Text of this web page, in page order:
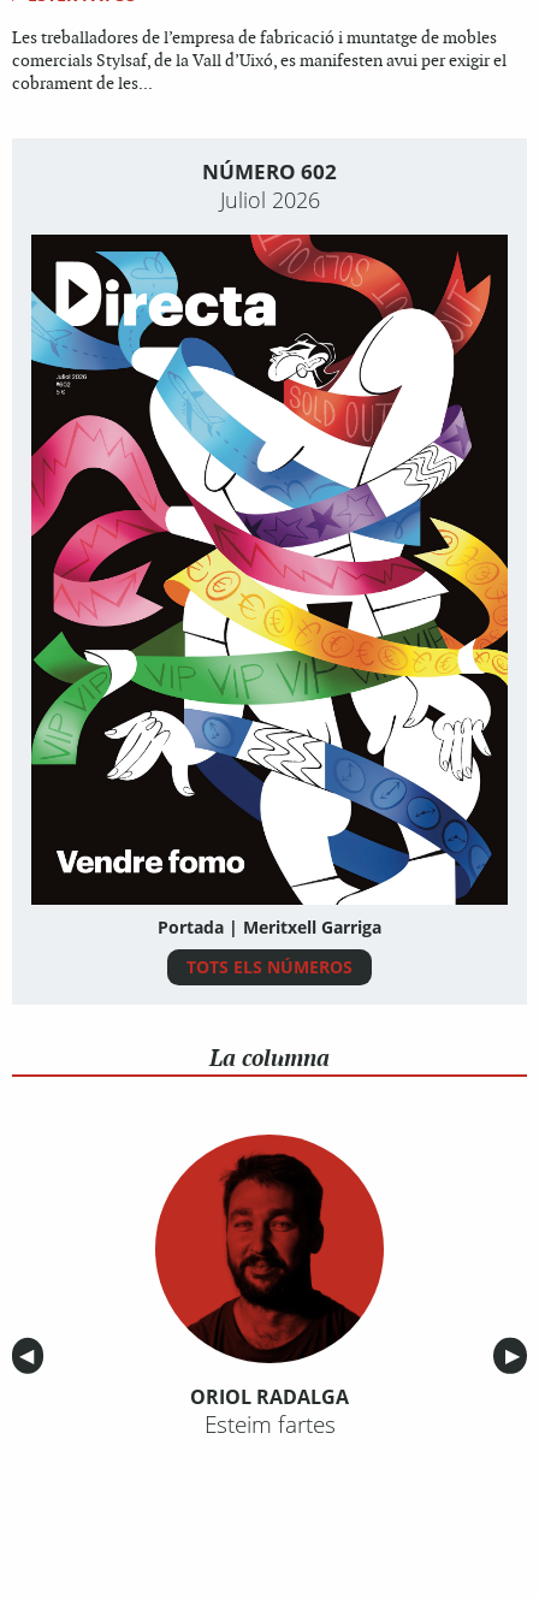
Les treballadores de l’empresa de fabricació i muntatge de mobles
comercials Stylsaf, de la Vall d’Uixó, es manifesten avui per exigir el
cobrament de les...
NÚMERO 602
Juliol 2026
Portada | Meritxell Garriga
TOTS ELS NÚMEROS
La columna
Anterior
◀︎ ▶︎
ORIOL RADALGA
Esteim fartes